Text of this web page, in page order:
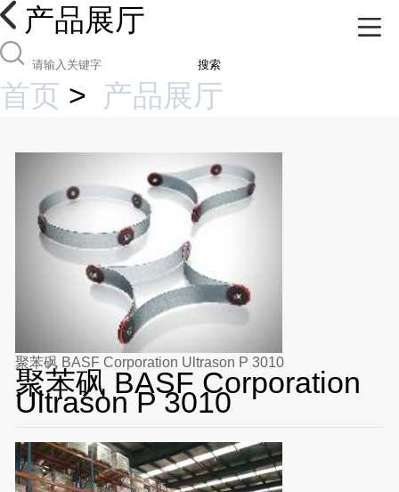
产品展厅
搜索
首页 > 产品展厅
聚苯砜 BASF Corporation Ultrason P 3010
聚苯砜 BASF Corporation
Ultrason P 3010